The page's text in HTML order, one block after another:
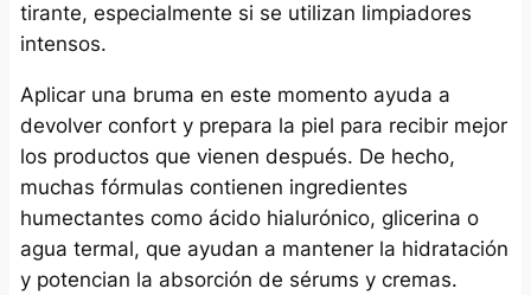
tirante, especialmente si se utilizan limpiadores
intensos.
Aplicar una bruma en este momento ayuda a
devolver confort y prepara la piel para recibir mejor
los productos que vienen después. De hecho,
muchas fórmulas contienen ingredientes
humectantes como ácido hialurónico, glicerina o
agua termal, que ayudan a mantener la hidratación
y potencian la absorción de sérums y cremas.